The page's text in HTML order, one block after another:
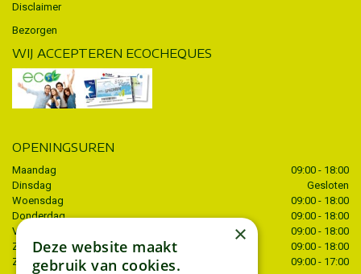
Disclaimer
Bezorgen
WIJ ACCEPTEREN ECOCHEQUES
OPENINGSUREN
Maandag
09:00 - 18:00
Dinsdag
Gesloten
Woensdag
09:00 - 18:00
Donderdag
09:00 - 18:00
Vrijdag
09:00 - 18:00
Zaterdag
09:00 - 18:00
Zondag
09:00 - 17:00
×
Deze website maakt
gebruik van cookies.